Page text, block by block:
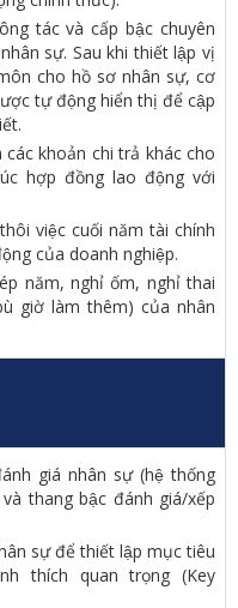
tác và cấp bậc chuyên
sự. Sau khi thiết lập vị
cho hồ sơ nhân sự, cơ
tự động hiển thị để cập
khoản chi trả khác cho
hợp đồng lao động với
việc cuối năm tài chính
của doanh nghiệp.
năm, nghỉ ốm, nghỉ thai
giờ làm thêm) của nhân
giá nhân sự (hệ thống
thang bậc đánh giá/xếp
sự để thiết lập mục tiêu
thích quan trọng (Key